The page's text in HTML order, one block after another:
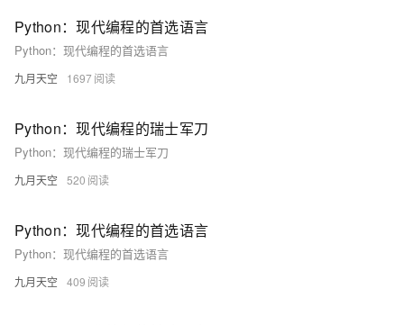
Python：现代编程的首选语言
Python：现代编程的首选语言
九月天空 1697
Python：现代编程的瑞士军刀
Python：现代编程的瑞士军刀
九月天空 520
Python：现代编程的首选语言
Python：现代编程的首选语言
九月天空 409